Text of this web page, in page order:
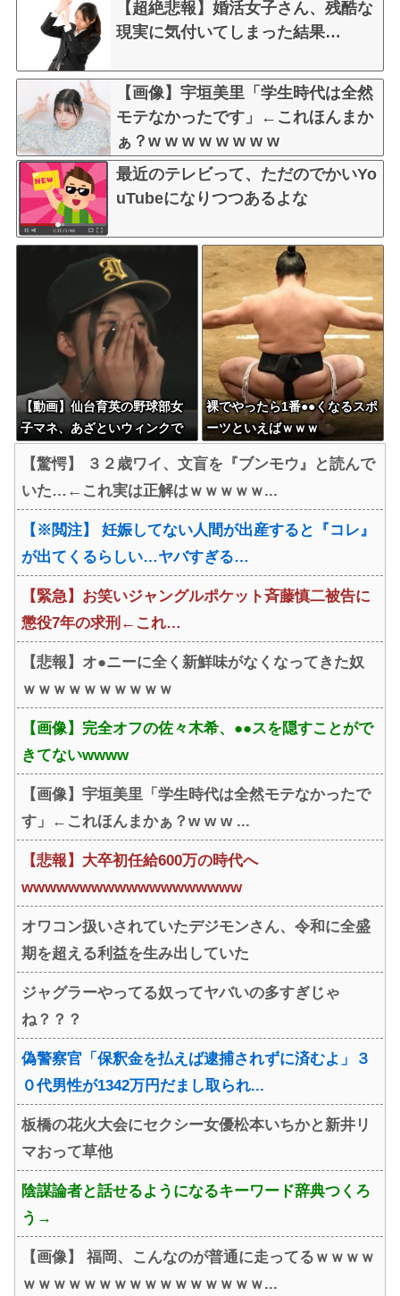
【超絶悲報】婚活女子さん、残酷な
現実に気付いてしまった結果…
【画像】宇垣美里「学生時代は全然
モテなかったです」←これほんまか
ぁ？w w w w w w w w
最近のテレビって、ただのでかいYo
uTubeになりつつあるよな
【動画】仙台育英の野球部女
子マネ、あざといウィンクで
ｗ
裸でやったら1番●●くなるスポ
ーツといえばｗｗｗ
【驚愕】 ３２歳ワイ、文盲を『ブンモウ』と読んで
いた…←これ実は正解はｗｗｗｗｗ...
【※閲注】 妊娠してない人間が出産すると『コレ』
が出てくるらしい…ヤバすぎる…
【緊急】お笑いジャングルポケット斉藤慎二被告に
懲役7年の求刑←これ…
【悲報】オ●ニーに全く新鮮味がなくなってきた奴
ｗｗｗｗｗｗｗｗｗｗ
【画像】完全オフの佐々木希、●●スを隠すことがで
きてないwwww
【画像】宇垣美里「学生時代は全然モテなかったで
す」←これほんまかぁ？w w w ...
【悲報】大卒初任給600万の時代へ
wwwwwwwwwwwwwwwwwww
オワコン扱いされていたデジモンさん、令和に全盛
期を超える利益を生み出していた
ジャグラーやってる奴ってヤバいの多すぎじゃ
ね？？？
偽警察官「保釈金を払えば逮捕されずに済むよ」３
０代男性が1342万円だまし取られ...
板橋の花火大会にセクシー女優松本いちかと新井リ
マおって草他
陰謀論者と話せるようになるキーワード辞典つくろ
う→
【画像】 福岡、こんなのが普通に走ってるｗｗｗｗ
ｗｗｗｗｗｗｗｗｗｗｗｗｗｗｗｗ...